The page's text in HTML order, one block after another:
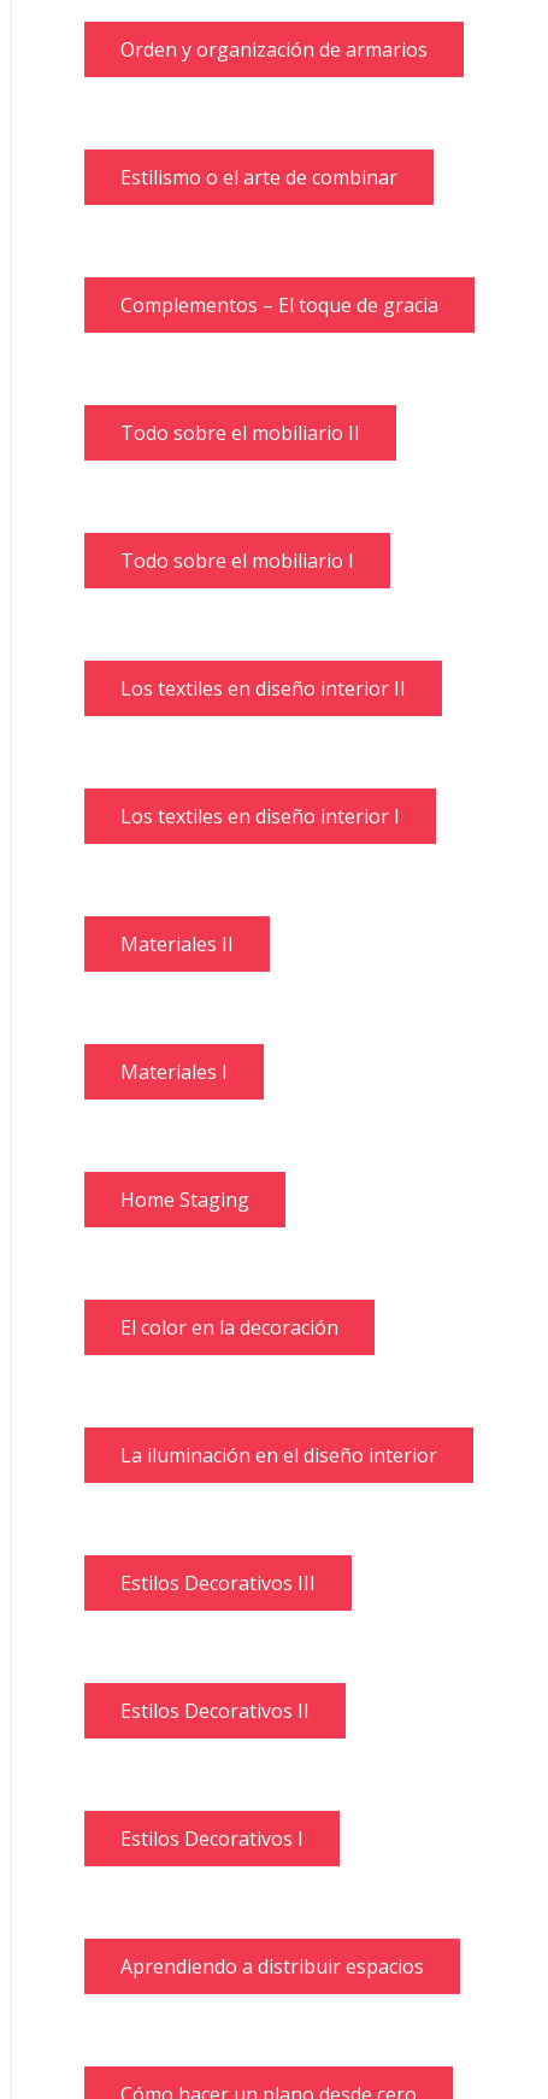
Orden y organización de armarios
Estilismo o el arte de combinar
Complementos – El toque de gracia
Todo sobre el mobiliario II
Todo sobre el mobiliario I
Los textiles en diseño interior II
Los textiles en diseño interior I
Materiales II
Materiales I
Home Staging
El color en la decoración
La iluminación en el diseño interior
Estilos Decorativos III
Estilos Decorativos II
Estilos Decorativos I
Aprendiendo a distribuir espacios